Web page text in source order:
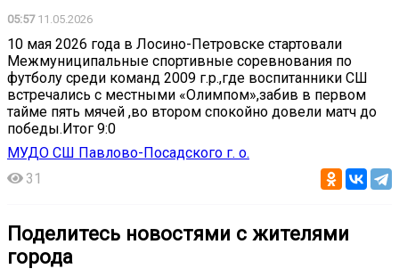
05:5711.05.2026
10 мая 2026 года в Лосино-Петровске стартовали
Межмуниципальные спортивные соревнования по
футболу среди команд 2009 г.р.,где воспитанники СШ
встречались с местными «Олимпом»,забив в первом
тайме пять мячей ,во втором спокойно довели матч до
победы.Итог 9:0
МУДО СШ Павлово-Посадского г. о.
31
Поделитесь новостями с жителями
города